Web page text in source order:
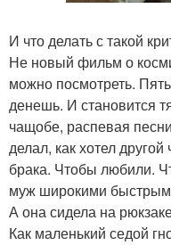
И что делать с такой
Не новый фильм о
можно посмотреть.
денешь. И становится
чащобе, распевая
делал, как хотел
брака. Чтобы любили.
муж широкими
А она сидела на
Как маленький седой